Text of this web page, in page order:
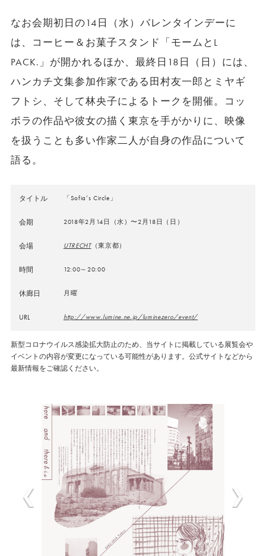
なお会期初日の14日（水）バレンタインデーに
は、コーヒー＆お菓子スタンド「モームとL
PACK.」が開かれるほか、最終日18日（日）には、
ハンカチ文集参加作家である田村友一郎とミヤギ
フトシ、そして林央子によるトークを開催。コッ
ポラの作品や彼女の描く東京を手がかりに、映像
を扱うことも多い作家二人が自身の作品について
語る。
タイトル 「Sofia’s Circle」
会期 2018年2月14日（水）〜2月18日（日）
会場 UTRECHT（東京都）
時間 12:00～20:00
休廊日 月曜
URL http://www.lumine.ne.jp/luminezero/event/
新型コロナウイルス感染拡大防止のため、当サイトに掲載している展覧会や
イベントの内容が変更になっている可能性があります。公式サイトなどから
最新情報をご確認ください。